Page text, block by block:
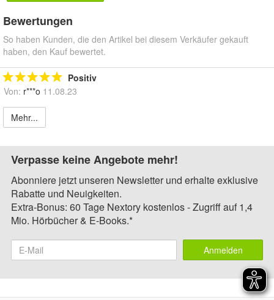
Bewertungen
So haben Kunden, die den Artikel bei diesem Verkäufer gekauft
haben, den Kauf bewertet.
Positiv
Von: r***o 11.08.23
Mehr...
Verpasse keine Angebote mehr!
Abonniere jetzt unseren Newsletter und erhalte exklusive
Rabatte und Neuigkeiten.
Extra-Bonus: 60 Tage Nextory kostenlos - Zugriff auf 1,4
Mio. Hörbücher & E-Books.*
Anmelden